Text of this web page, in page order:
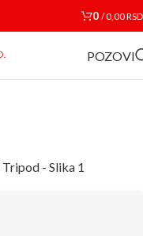
0 /0,00RSD
POZOVI